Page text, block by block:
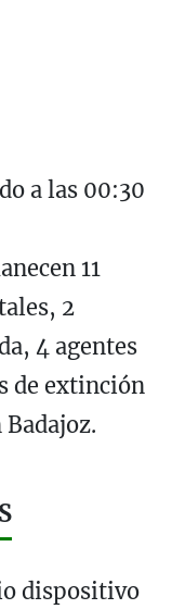
a las 00:30
11
2
4 agentes
de extinción
dispositivo